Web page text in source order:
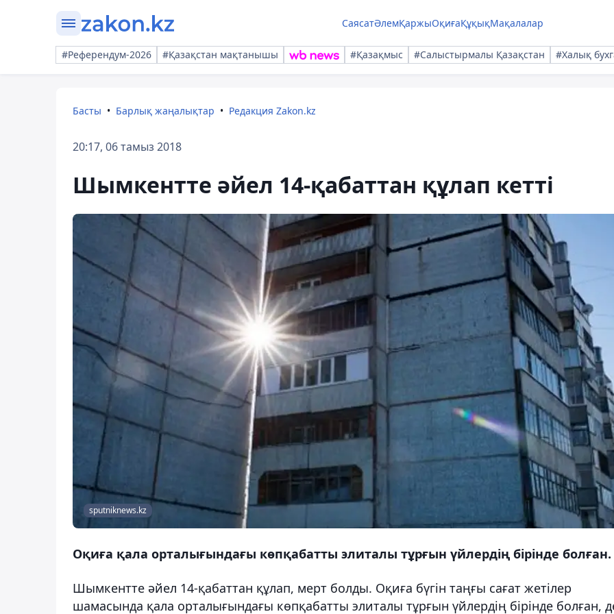
СаясатӘлемҚаржыОқиғаҚұқықМақалалар
#Референдум-2026 #Қазақстан мақтанышы #Қазақмыс #Салыстырмалы Қазақстан #Халық
Басты Барлық жаңалықтар Редакция Zakon.kz
20:17, 06 тамыз 2018
Шымкентте әйел 14-қабаттан құлап кетті
sputniknews.kz
Оқиға қала орталығындағы көпқабатты элиталы тұрғын үйлердің бірінде болған.
Шымкентте әйел 14-қабаттан құлап, мерт болды. Оқиға бүгін таңғы сағат жетілер
шамасында қала орталығындағы көпқабатты элиталы тұрғын үйлердің бірінде болған,